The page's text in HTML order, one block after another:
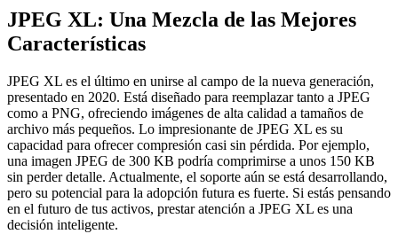
JPEG XL: Una Mezcla de las Mejores
Características
JPEG XL es el último en unirse al campo de la nueva generación,
presentado en 2020. Está diseñado para reemplazar tanto a JPEG
como a PNG, ofreciendo imágenes de alta calidad a tamaños de
archivo más pequeños. Lo impresionante de JPEG XL es su
capacidad para ofrecer compresión casi sin pérdida. Por ejemplo,
una imagen JPEG de 300 KB podría comprimirse a unos 150 KB
sin perder detalle. Actualmente, el soporte aún se está desarrollando,
pero su potencial para la adopción futura es fuerte. Si estás pensando
en el futuro de tus activos, prestar atención a JPEG XL es una
decisión inteligente.